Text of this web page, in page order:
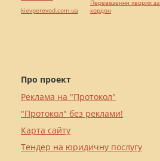
Про проект
Реклама на "Протокол"
"Протокол" без реклами!
Карта сайту
Тендер на юридичну послугу
kievperevod.com.ua
Перевезення хворих за
кордон